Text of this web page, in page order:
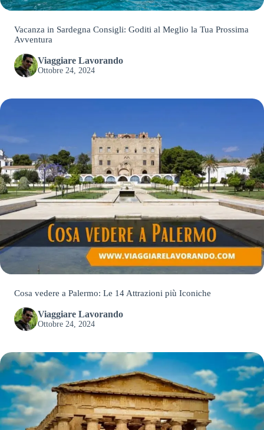
Vacanza in Sardegna Consigli: Goditi al Meglio la Tua Prossima
Avventura
Viaggiare Lavorando
Ottobre 24, 2024
Cosa vedere a Palermo: Le 14 Attrazioni più Iconiche
Viaggiare Lavorando
Ottobre 24, 2024